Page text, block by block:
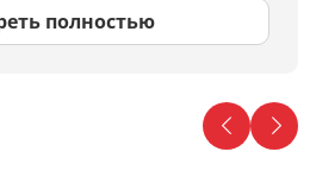
полностью